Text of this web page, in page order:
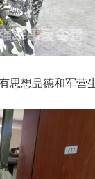
思想品德和军